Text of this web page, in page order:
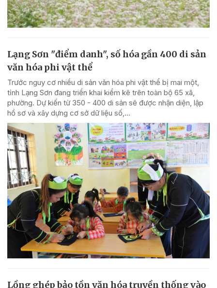
Lạng Sơn "điểm danh", số hóa gần 400 di sản
văn hóa phi vật thể
Trước nguy cơ nhiều di sản văn hóa phi vật thể bị mai một,
tỉnh Lạng Sơn đang triển khai kiểm kê trên toàn bộ 65 xã,
phường. Dự kiến từ 350 - 400 di sản sẽ được nhận diện, lập
hồ sơ và xây dựng cơ sở dữ liệu số,...
Lồng ghép bảo tồn văn hóa truyền thống vào